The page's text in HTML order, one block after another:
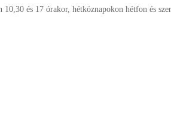
10,30 és 17 órakor, hétköznapokon hétfon és